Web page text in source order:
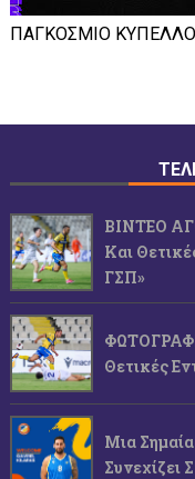
ΠΑΓΚΟΣΜΙΟ ΚΥΠΕΛΛΟ
ΒΙΝΤΕΟ
Και
ΓΣΠ»
Θετικές
Μια